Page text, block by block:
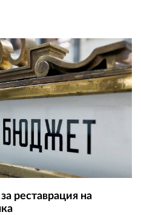
реставрация на